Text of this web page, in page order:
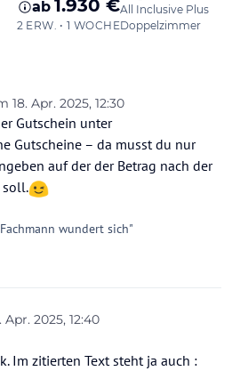
18. Apr. 2025, 12:30
von HABERLING
Gutschein unter
Gutscheine – da musst du nur
auf der der Betrag nach der
soll.
wundert sich"
Apr. 2025, 12:40
von Kourion
Im zitierten Text steht ja auch :